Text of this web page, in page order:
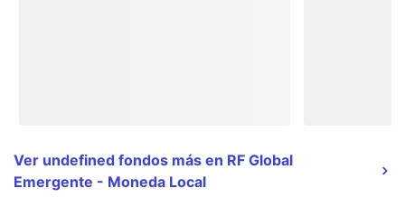
Ver undefined fondos más en RF Global
Emergente - Moneda Local